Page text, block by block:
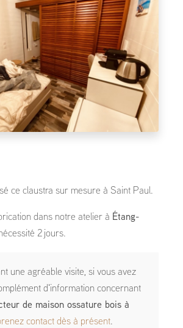
ce claustra sur mesure à Saint Paul.
dans notre atelier à Étang-
2 jours.
une agréable visite, si vous avez
d'information concernant
de maison ossature bois à
contact dès à présent.